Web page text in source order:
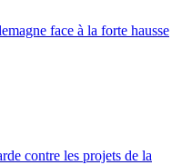
face à la forte hausse
contre les projets de la